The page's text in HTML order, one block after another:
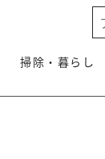
掃除・暮らし